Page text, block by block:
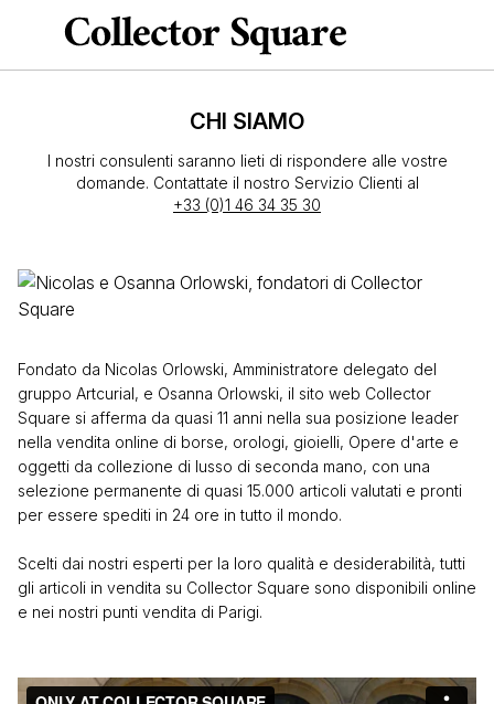
CHI SIAMO
I nostri consulenti saranno lieti di rispondere alle vostre
domande. Contattate il nostro Servizio Clienti al
+33 (0)1 46 34 35 30
Fondato da Nicolas Orlowski, Amministratore delegato del
gruppo Artcurial, e Osanna Orlowski, il sito web Collector
Square si afferma da quasi 11 anni nella sua posizione leader
nella vendita online di borse, orologi, gioielli, Opere d'arte e
oggetti da collezione di lusso di seconda mano, con una
selezione permanente di quasi 15.000 articoli valutati e pronti
per essere spediti in 24 ore in tutto il mondo.
Scelti dai nostri esperti per la loro qualità e desiderabilità, tutti
gli articoli in vendita su Collector Square sono disponibili online
e nei nostri punti vendita di Parigi.